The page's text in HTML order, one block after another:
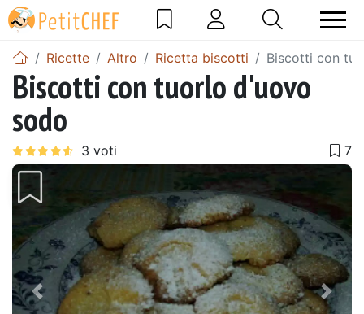
Ricette Altro Ricetta biscotti Biscotti con
Biscotti con tuorlo d'uovo
sodo
Precedente